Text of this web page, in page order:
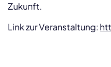
Zukunft.
Link zur Veranstaltung: